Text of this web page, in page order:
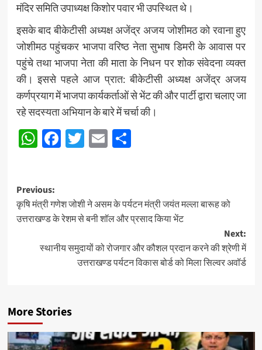
मंदिर समिति उपाध्यक्ष किशोर पवार भी उपस्थित थे।
इसके बाद बीकेटीसी अध्यक्ष अजेंद्र अजय जोशीमठ को रवाना हुए
जोशीमठ पहुंचकर भाजपा वरिष्ठ नेता सुभाष डिमरी के आवास पर
पहुंचे तथा भाजपा नेता की माता के निधन पर शोक संवेदना व्यक्त
की। इससे पहले आज प्रात: बीकेटीसी अध्यक्ष अजेंद्र अजय
कर्णप्रयाग में भाजपा कार्यकर्ताओं से भेंट की और पार्टी द्वारा चलाए जा
रहे सदस्यता अभियान के बारे में चर्चा की।
WhatsApp
Facebook
Twitter
EmailShare
Post
navigation
Previous:
कृषि मंत्री गणेश जोशी ने असम के पर्यटन मंत्री जयंत मल्ला बारूह को
उत्तराखण्ड के रेशम से बनी शॉल और प्रसाद किया भेंट
Next:
स्थानीय समुदायों को रोजगार और कौशल प्रदान करने की श्रेणी में
उत्तराखण्ड पर्यटन विकास बोर्ड को मिला सिल्वर अवॉर्ड
More Stories